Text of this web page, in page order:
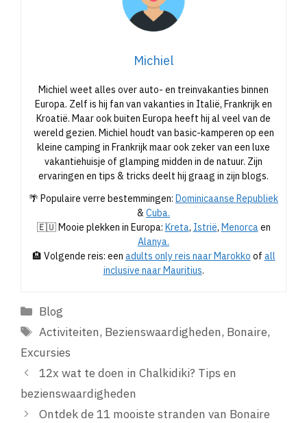
Michiel
Michiel weet alles over auto- en treinvakanties binnen
Europa. Zelf is hij fan van vakanties in Italië, Frankrijk en
Kroatië. Maar ook buiten Europa heeft hij al veel van de
wereld gezien. Michiel houdt van basic-kamperen op een
kleine camping in Frankrijk maar ook zeker van een luxe
vakantiehuisje of glamping midden in de natuur. Zijn
ervaringen en tips & tricks deelt hij graag in zijn blogs.
🌴 Populaire verre bestemmingen: Dominicaanse Republiek
& Cuba.
🇪🇺 Mooie plekken in Europa: Kreta, Istrië, Menorca en
Alanya.
🏨 Volgende reis: een adults only reis naar Marokko of all
inclusive naar Mauritius.
Categorieën
Blog
Tags
Activiteiten, Bezienswaardigheden, Bonaire,
Excursies
12x wat te doen in Chalkidiki? Tips en
bezienswaardigheden
Ontdek de 11 mooiste stranden van Bonaire